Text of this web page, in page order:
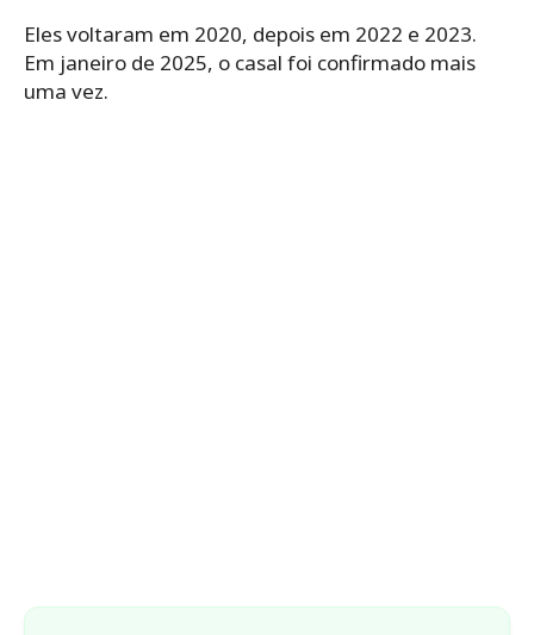
Eles voltaram em 2020, depois em 2022 e 2023.
Em janeiro de 2025, o casal foi confirmado mais
uma vez.